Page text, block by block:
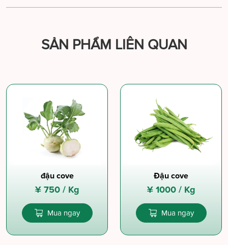
SẢN PHẨM LIÊN QUAN
đậu cove
¥ 750 / Kg
Mua ngay
Đậu cove
¥ 1000 / Kg
Mua ngay